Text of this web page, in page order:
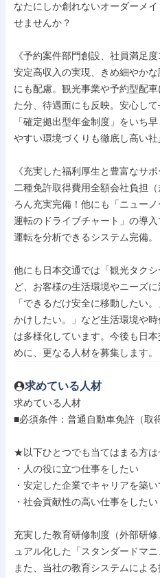
なたにしか創れないオーダーメ
せませんか？
《予約案件部門創設、社員満足度
安定高収入の実現、きめ細やか
にも配慮。観光事業や予約型配
た分、待遇面にも反映。安心して
「確定拠出型年金制度」をいち
やすい環境づくりも徹底し高い社
《充実した福利厚生と豊富なサ
二種免許取得費用全額会社負担
ろん充実完備！他にも「ニュー
運転のドライブチャート」の導
運転を分析できるシステム完備。
他にも日本交通では「観光タク
ど、お客様の生活環境やニーズ
「できるだけ安全に移動したい
かけしたい。」など生活環境や
は多様化しています。今後も日
めに、更なる人材を募集します。
求めている人材
求めている人材
■必須条件：普通自動車免許（取
★以下ひとつでも当てはまる方は
・人の役に立つ仕事をしたい
・安定した企業でキャリアを築
・社会貢献性の高い仕事をしたい
充実した教育研修制度（外部研
ュアル化した「スタンダードマニ
また、当社の教育システムによ